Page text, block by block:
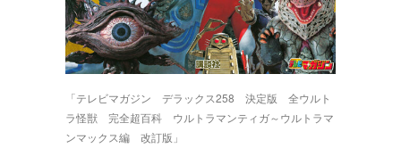
「テレビマガジン デラックス258 決定版 全ウルト
ラ怪獣 完全超百科 ウルトラマンティガ～ウルトラマ
ンマックス編 改訂版」